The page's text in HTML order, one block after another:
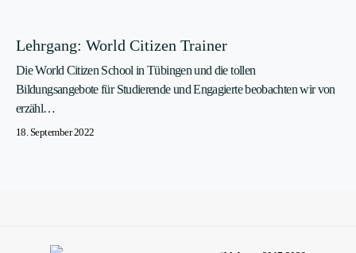
Lehrgang: World Citizen Trainer
Die World Citizen School in Tübingen und die tollen
Bildungsangebote für Studierende und Engagierte beobachten wir von
erzähl…
18. September 2022